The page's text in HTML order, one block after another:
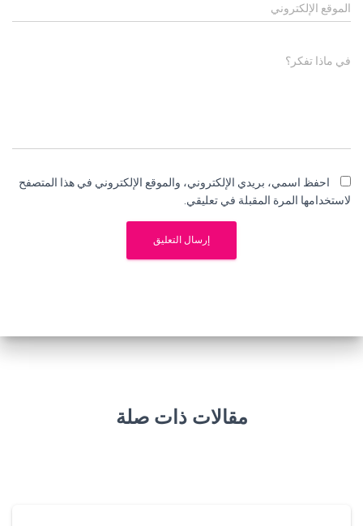
الموقع الإلكتروني
في ماذا تفكر؟
احفظ اسمي، بريدي الإلكتروني، والموقع الإلكتروني في هذا المتصفح
لاستخدامها المرة المقبلة في تعليقي.
مقالات ذات صلة